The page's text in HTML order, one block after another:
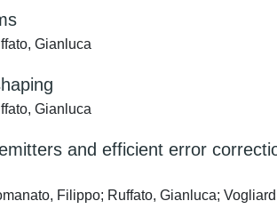
Gianluca
Gianluca
and efficient error
Filippo; Ruffato, Gianluca;